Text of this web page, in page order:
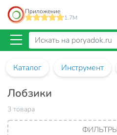
Приложение
1.7M
Каталог Инструмент
Лобзики
3 товара
ФИЛЬТРЫ